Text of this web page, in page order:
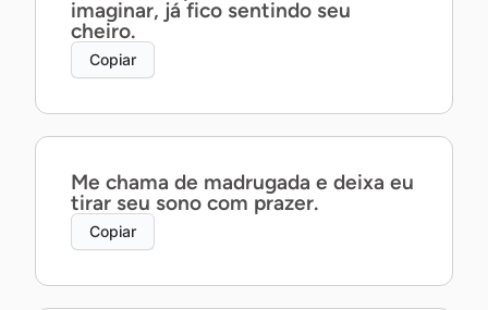
imaginar, já fico sentindo seu
cheiro.
Copiar
Me chama de madrugada e deixa eu
tirar seu sono com prazer.
Copiar